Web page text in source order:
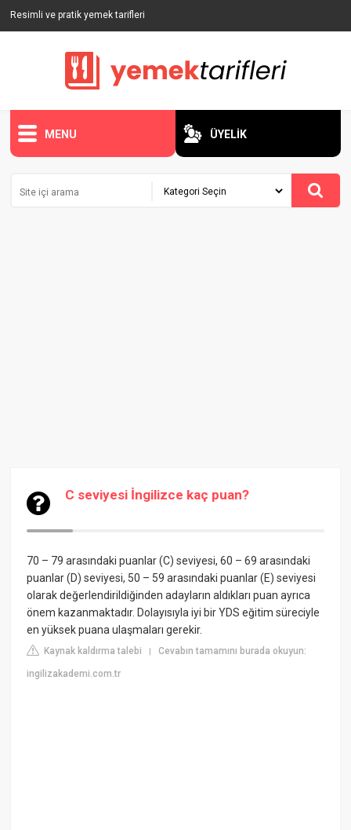
Resimli ve pratik yemek tarifleri
MENU ÜYELİK
C seviyesi İngilizce kaç puan?
70 – 79 arasındaki puanlar (C) seviyesi, 60 – 69 arasındaki
puanlar (D) seviyesi, 50 – 59 arasındaki puanlar (E) seviyesi
olarak değerlendirildiğinden adayların aldıkları puan ayrıca
önem kazanmaktadır. Dolayısıyla iyi bir YDS eğitim süreciyle
en yüksek puana ulaşmaları gerekir.
Kaynak kaldırma talebi |Cevabın tamamını burada okuyun:
ingilizakademi.com.tr